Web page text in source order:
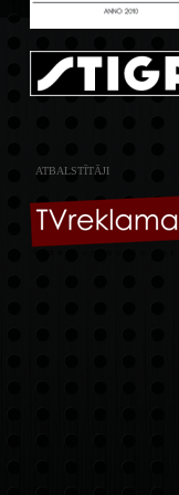
ATBALSTĪTĀJI